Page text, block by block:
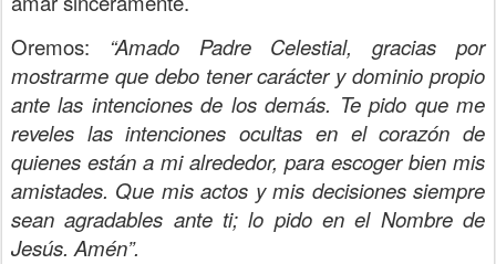
Oremos: “Amado Padre Celestial, gracias por
mostrarme que debo tener carácter y dominio propio
ante las intenciones de los demás. Te pido que me
reveles las intenciones ocultas en el corazón de
quienes están a mi alrededor, para escoger bien mis
amistades. Que mis actos y mis decisiones siempre
sean agradables ante ti; lo pido en el Nombre de
Jesús. Amén”.